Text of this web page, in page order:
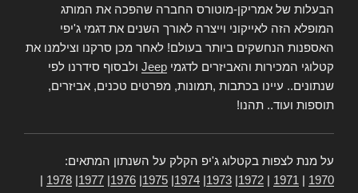
הבעלות של אמריקן-מוטורס החברה שהפכה את המותג
המופלא הזה לאייקוני וייצרה לאורך השנים את דגמי ג'יפי
האספנות הנחשקים ביותר בעולם! לאחר מכן סרקנו וצילמנו את
קטלוגי המכירות והאביזרים לדגמי Jeep ולבסוף סידרנו לפי
שנתונים.. עיינו בכתבות ,תמונות, מפרטים טכנים, אביזרים,
תוספות ועוד.. תהנו!
על מנת לצפות בקטלוג ג'יפ הקלק על השנתון המתאים:
1970
1971
1972
1973
1974
1975
1976
1977
1978